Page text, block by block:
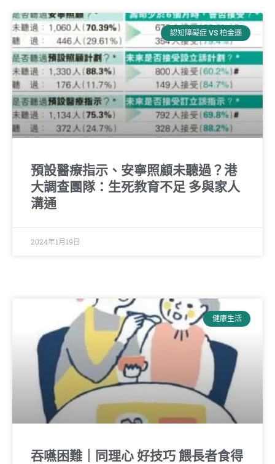
認知障礙症 VS 柏金遜
預設醫療指示、安寧照顧未聽過？港
大調查團隊：生死教育不足 多與家人
溝通
2024年1月19日
健康生活
吞嚥困難｜同理心 好技巧 餵長者食得